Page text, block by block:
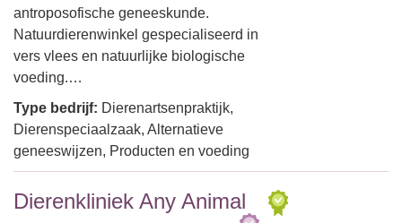
antroposofische geneeskunde.
Natuurdierenwinkel gespecialiseerd in
vers vlees en natuurlijke biologische
voeding.…
Type bedrijf: Dierenartsenpraktijk,
Dierenspeciaalzaak, Alternatieve
geneeswijzen, Producten en voeding
Dierenkliniek Any Animal